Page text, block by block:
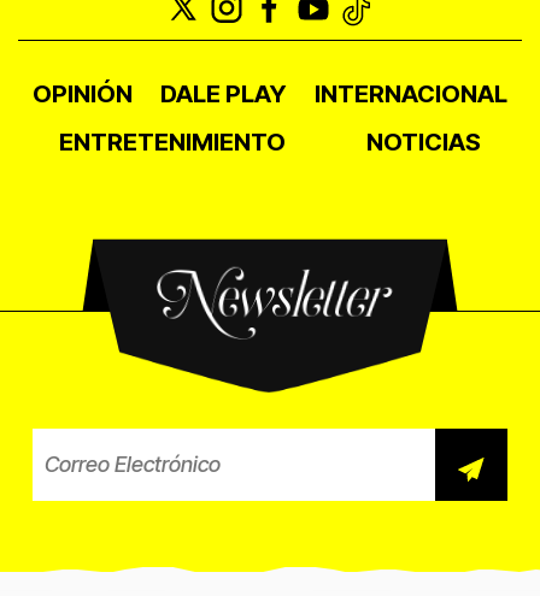
OPINIÓN DALE PLAY
INTERNACIONAL
ENTRETENIMIENTO
NOTICIAS
Newsletter